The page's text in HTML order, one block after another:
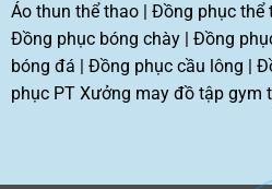
Áo thun thể thao| Đồng phục thể
Đồng phục bóng chày| Đồng
bóng đá
Đồng phục cầu lông
phục PT Xưởng may đồ tập gym